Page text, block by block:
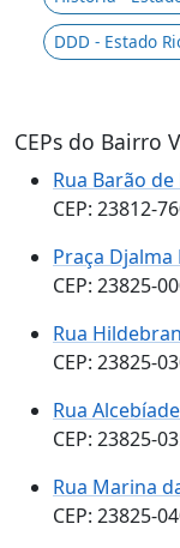
DDD - Estado
CEPs do Bairro
Rua Barão
CEP: 23812-
Praça Djalma
CEP: 23825-
Rua
CEP: 23825-
Rua
CEP: 23825-
Rua Marina
CEP: 23825-